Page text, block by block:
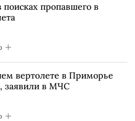
пропавшего в
вертолете в Приморье
заявили в МЧС